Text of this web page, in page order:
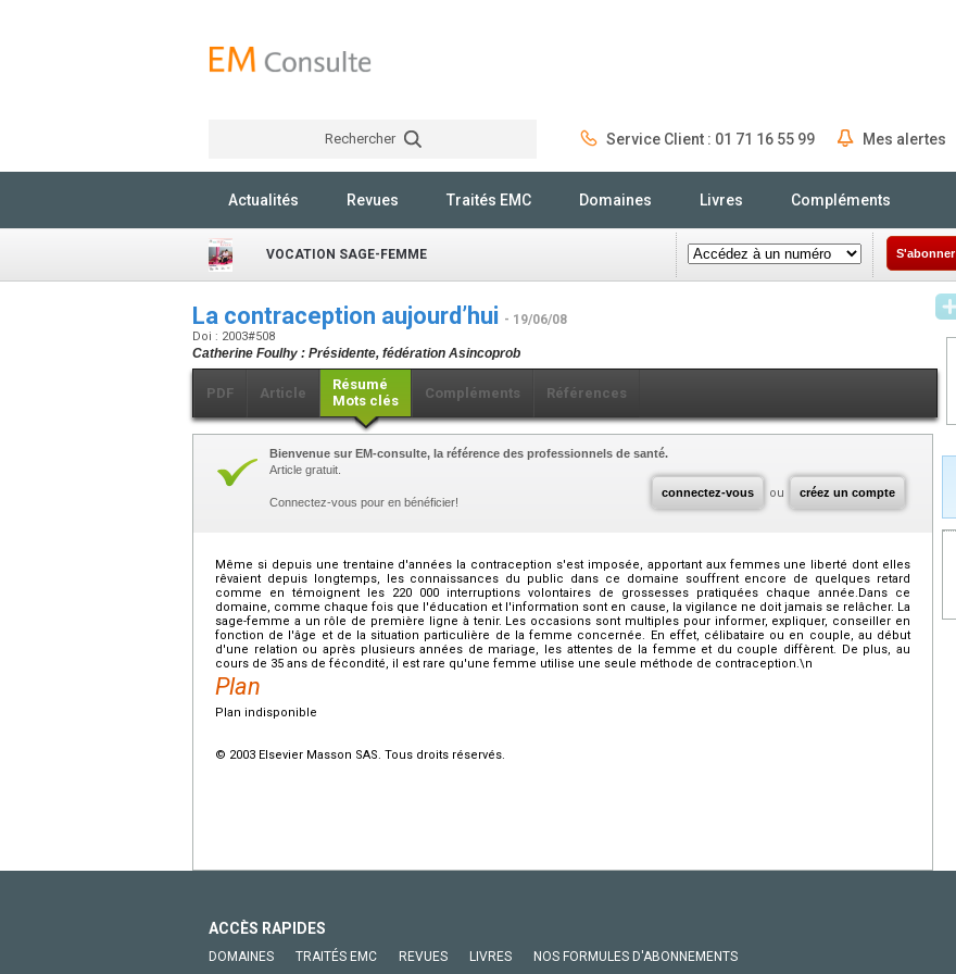
Rechercher Service Client : 01 71 16 55 99 Mes alertes
Actualités Revues Traités EMC Domaines Livres Compléments
VOCATION SAGE-FEMME S'abonner
La contraception aujourd’hui - 19/06/08
Doi : 2003#508
Catherine Foulhy : Présidente, fédération Asincoprob
PDF Article
Résumé
Mots clés
Compléments Références
connectez-vous ou créez un compte
Bienvenue sur EM-consulte, la référence des professionnels de santé.
Article gratuit.
Connectez-vous pour en bénéficier!
Même si depuis une trentaine d'années la contraception s'est imposée, apportant aux femmes une liberté dont elles
rêvaient depuis longtemps, les connaissances du public dans ce domaine souffrent encore de quelques retard
comme en témoignent les 220 000 interruptions volontaires de grossesses pratiquées chaque année.Dans ce
domaine, comme chaque fois que l'éducation et l'information sont en cause, la vigilance ne doit jamais se relâcher. La
sage-femme a un rôle de première ligne à tenir. Les occasions sont multiples pour informer, expliquer, conseiller en
fonction de l'âge et de la situation particulière de la femme concernée. En effet, célibataire ou en couple, au début
d'une relation ou après plusieurs années de mariage, les attentes de la femme et du couple diffèrent. De plus, au
cours de 35 ans de fécondité, il est rare qu'une femme utilise une seule méthode de contraception.\n
Plan
Plan indisponible
© 2003 Elsevier Masson SAS. Tous droits réservés.
ACCÈS RAPIDES
DOMAINES TRAITÉS EMC REVUES LIVRES NOS FORMULES D'ABONNEMENTS